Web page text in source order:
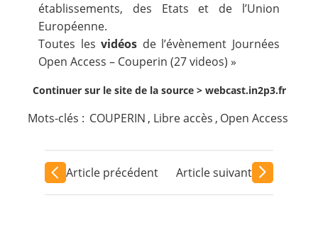
établissements, des Etats et de l’Union
Européenne.
Toutes lesvidéos de l’évènement Journées
Open Access – Couperin (27 videos) »
Continuer sur le site de la source > webcast.in2p3.fr
Mots-clés : COUPERIN , Libre accès , Open Access
Article précédent Article suivant